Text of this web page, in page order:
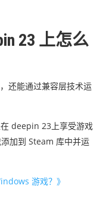
23 上怎么
还能通过兼容层技术运
deepin 23上享受游戏
加到 Steam 库中并运
游戏？》